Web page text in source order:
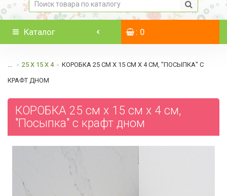
Каталог : 0
... 25 Х 15 Х 4 КОРОБКА 25 СМ Х 15 СМ Х 4 СМ, "ПОСЫПКА" C
КРАФТ ДНОМ
КОРОБКА 25 см х 15 см х 4 см,
"Посыпка" c крафт дном